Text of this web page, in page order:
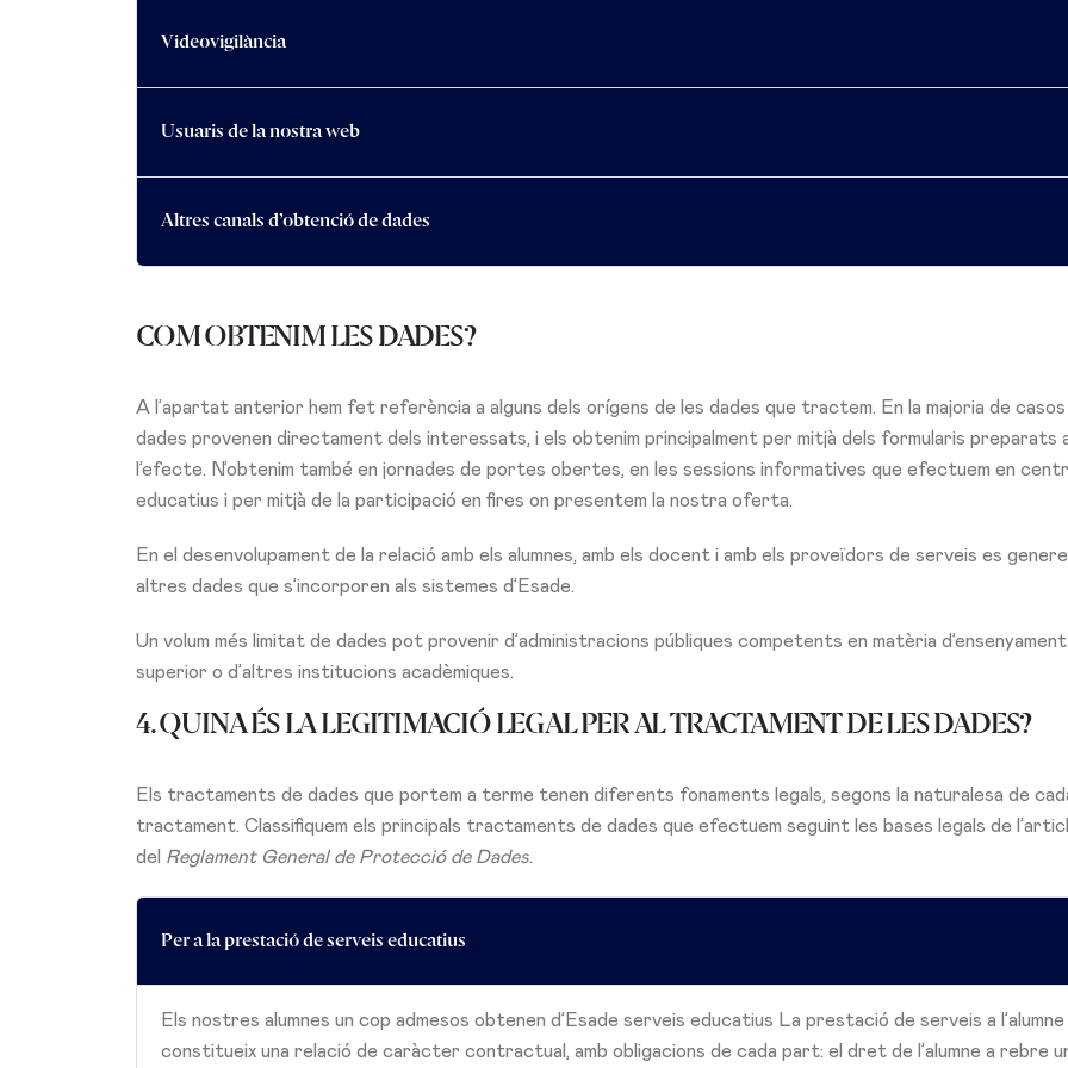
Videovigilància
Usuaris de la nostra web
Altres canals d’obtenció de dades
COM OBTENIM LES DADES?
A l’apartat anterior hem fet referència a alguns dels orígens de les dades que tractem. En la majoria de casos
dades provenen directament dels interessats, i els obtenim principalment per mitjà dels formularis preparats
l’efecte. N’obtenim també en jornades de portes obertes, en les sessions informatives que efectuem en
educatius i per mitjà de la participació en fires on presentem la nostra oferta.
En el desenvolupament de la relació amb els alumnes, amb els docent i amb els proveïdors de serveis es
altres dades que s’incorporen als sistemes d’Esade.
Un volum més limitat de dades pot provenir d’administracions públiques competents en matèria d’ensenyament
superior o d’altres institucions acadèmiques.
4. QUINA ÉS LA LEGITIMACIÓ LEGAL PER AL TRACTAMENT DE LES DADES?
Els tractaments de dades que portem a terme tenen diferents fonaments legals, segons la naturalesa de
tractament. Classifiquem els principals tractaments de dades que efectuem seguint les bases legals de
del Reglament General de Protecció de Dades.
Per a la prestació de serveis educatius
Els nostres alumnes un cop admesos obtenen d’Esade serveis educatius La prestació de serveis a l’alumne
constitueix una relació de caràcter contractual, amb obligacions de cada part: el dret de l’alumne a rebre